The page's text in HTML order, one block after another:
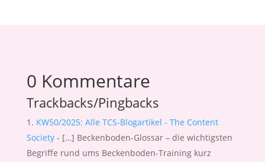
0 Kommentare
Trackbacks/Pingbacks
KW50/2025: Alle TCS-Blogartikel - The Content
Society- […] Beckenboden-Glossar – die wichtigsten
Begriffe rund ums Beckenboden-Training kurz